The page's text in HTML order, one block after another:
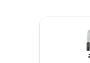
도 스위치 - 비
수 욕조(계절